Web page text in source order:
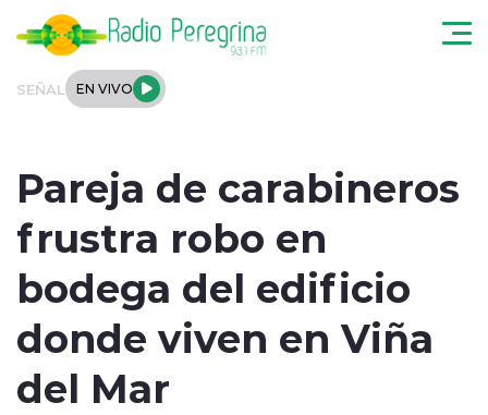
SEÑAL EN VIVO
Regionales
Podcast
Internacional
Pareja de carabineros
frustra robo en
bodega del edificio
donde viven en Viña
del Mar